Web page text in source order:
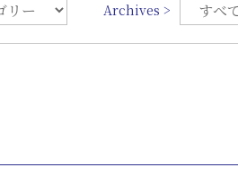
Archives >